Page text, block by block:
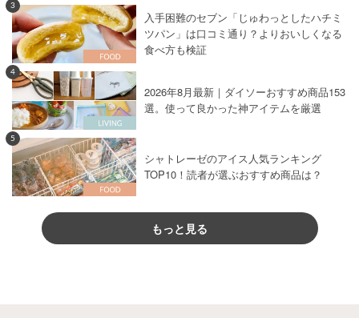
3
入手困難のセブン「じゅわっとしたハチミ
ツパン」は口コミ通り？よりおいしくなる
食べ方も検証
4
2026年8月最新｜ダイソーおすすめ商品153
選。使って良かった神アイテムを厳選
5
シャトレーゼのアイス人気ランキング
TOP10！読者が選ぶおすすめ商品は？
もっと見る